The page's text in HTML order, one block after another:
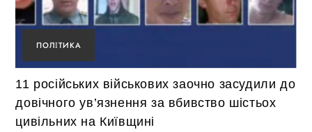
ПОЛІТИКА
11 російських військових заочно засудили до
довічного ув’язнення за вбивство шістьох
цивільних на Київщині